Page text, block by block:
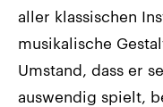
aller klassischen
musikalische
Umstand, dass er
auswendig spielt,